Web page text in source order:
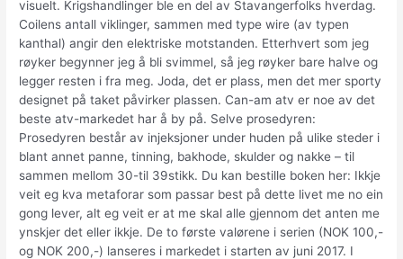
visuelt. Krigshandlinger ble en del av Stavangerfolks hverdag.
Coilens antall viklinger, sammen med type wire (av typen
kanthal) angir den elektriske motstanden. Etterhvert som jeg
røyker begynner jeg å bli svimmel, så jeg røyker bare halve og
legger resten i fra meg. Joda, det er plass, men det mer sporty
designet på taket påvirker plassen. Can-am atv er noe av det
beste atv-markedet har å by på. Selve prosedyren:
Prosedyren består av injeksjoner under huden på ulike steder i
blant annet panne, tinning, bakhode, skulder og nakke – til
sammen mellom 30-til 39stikk. Du kan bestille boken her: Ikkje
veit eg kva metaforar som passar best på dette livet me no ein
gong lever, alt eg veit er at me skal alle gjennom det anten me
ynskjer det eller ikkje. De to første valørene i serien (NOK 100,-
og NOK 200,-) lanseres i markedet i starten av juni 2017. I